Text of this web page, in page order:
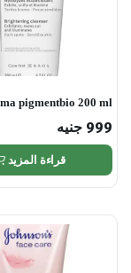
pigmentbio 200 ml
999 جنيه
قراءة المزيد